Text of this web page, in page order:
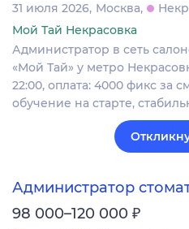
31 июля 2026 Москва
Мой Тай Некрасовка
Администратор в сеть
«Мой Тай» у метро
22:00, оплата: 4000 фикс за
обучение на старте,
Администратор
98 000–120 000 ₽